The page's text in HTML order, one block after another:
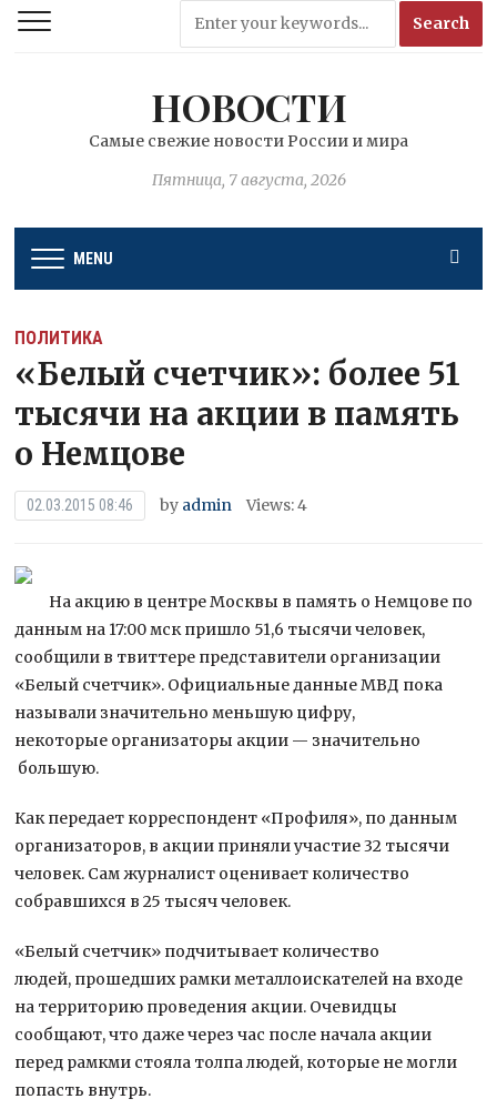
НОВОСТИ
Самые свежие новости России и мира
Пятница, 7 августа, 2026
MENU
ПОЛИТИКА
«Белый счетчик»: более 51
тысячи на акции в память
о Немцове
02.03.2015 08:46 by admin Views: 4
На акцию в центре Москвы в память о Немцове по
данным на 17:00 мск пришло 51,6 тысячи человек,
сообщили в твиттере представители организации
«Белый счетчик». Официальные данные МВД пока
называли значительно меньшую цифру,
некоторые организаторы акции — значительно
большую.
Как передает корреспондент «Профиля», по данным
организаторов, в акции приняли участие 32 тысячи
человек. Сам журналист оценивает количество
собравшихся в 25 тысяч человек.
«Белый счетчик» подчитывает количество
людей, прошедших рамки металлоискателей на входе
на территорию проведения акции. Очевидцы
сообщают, что даже через час после начала акции
перед рамкми стояла толпа людей, которые не могли
попасть внутрь.